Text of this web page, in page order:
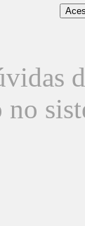
no